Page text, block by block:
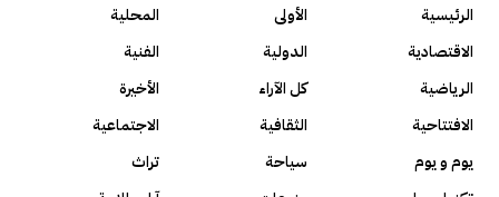
الرئيسية الأولى
المحلية
الاقتصادية
الدولية
الفنية
الرياضية
كل الآراء
الأخيرة
الافتتاحية
الثقافية
الاجتماعية
يوم و يوم
سياحة
تراث